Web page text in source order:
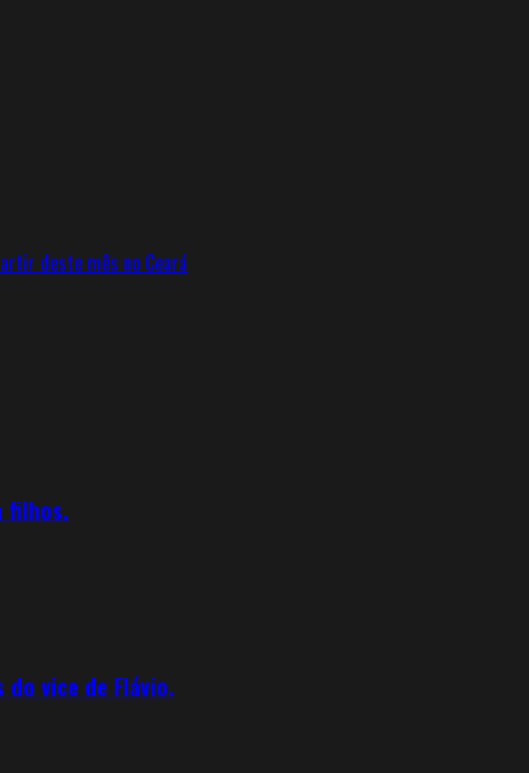
deste mês no Ceará
filhos.
vice de Flávio.